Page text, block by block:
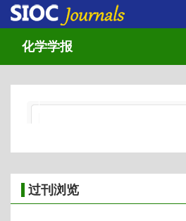
化学学报
过刊浏览